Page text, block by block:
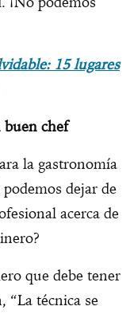
15 lugares
buen chef
la gastronomía
dejar de
acerca de
que debe tener
“La técnica se